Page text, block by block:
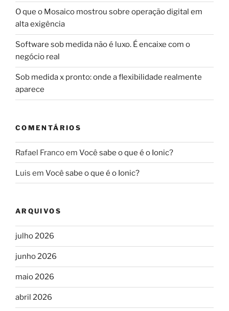
O que o Mosaico mostrou sobre operação digital em
alta exigência
Software sob medida não é luxo. É encaixe com o
negócio real
Sob medida x pronto: onde a flexibilidade realmente
aparece
COMENTÁRIOS
Rafael Francoem Você sabe o que é o Ionic?
Luis em Você sabe o que é o Ionic?
ARQUIVOS
julho 2026
junho 2026
maio 2026
abril 2026